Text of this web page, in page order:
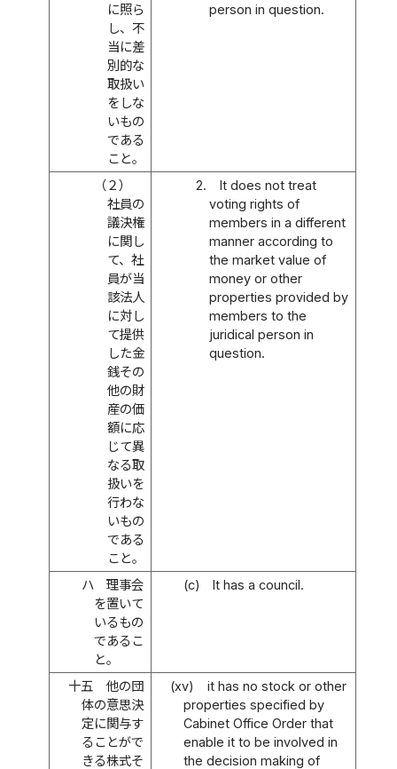
に照ら
し、不
当に差
別的な
取扱い
をしな
いもの
である
こと。
person in question.
（２）
社員の
議決権
に関し
て、社
員が当
該法人
に対し
て提供
した金
銭その
他の財
産の価
額に応
じて異
なる取
扱いを
行わな
いもの
である
こと。
2.
It does not treat
voting rights of
members in a different
manner according to
the market value of
money or other
properties provided by
members to the
juridical person in
question.
ハ
理事会
を置いて
いるもの
であるこ
と。
(c) It has a council.
十五
他の団
体の意思決
定に関与す
ることがで
きる株式そ
(xv)
it has no stock or other
properties specified by
Cabinet Office Order that
enable it to be involved in
the decision making of